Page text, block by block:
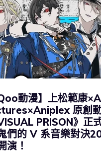
Qoo動漫】上松範康
原創
PRISON》正
們的 V 系音樂對決
演！